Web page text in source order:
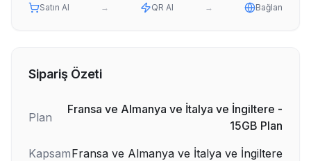
Satın Al → QR Al → Bağlan
Sipariş Özeti
Plan
Fransa ve Almanya ve İtalya ve İngiltere -
15GB Plan
KapsamFransa ve Almanya ve İtalya ve İngiltere